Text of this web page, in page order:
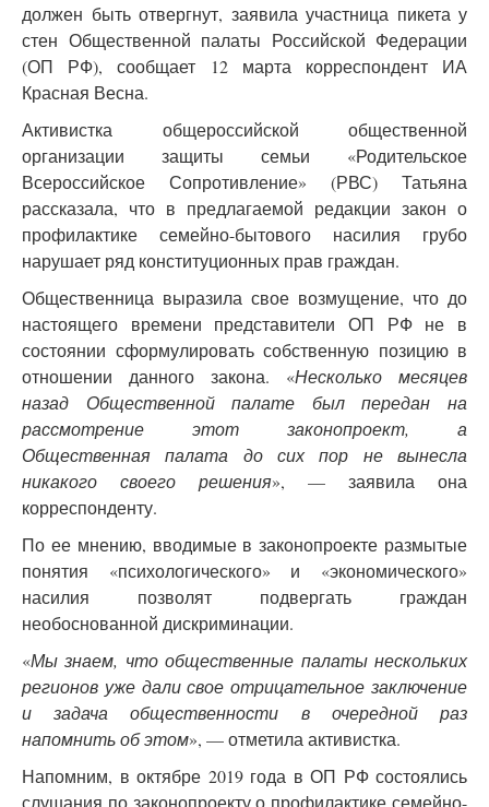
должен быть отвергнут, заявила участница пикета у
стен Общественной палаты Российской Федерации
(ОП РФ), сообщает 12 марта корреспондент ИА
Красная Весна.
Активистка общероссийской общественной
организации защиты семьи «Родительское
Всероссийское Сопротивление» (РВС) Татьяна
рассказала, что в предлагаемой редакции закон о
профилактике семейно-бытового насилия грубо
нарушает ряд конституционных прав граждан.
Общественница выразила свое возмущение, что до
настоящего времени представители ОП РФ не в
состоянии сформулировать собственную позицию в
отношении данного закона. «Несколько месяцев
назад Общественной палате был передан на
рассмотрение этот законопроект, а
Общественная палата до сих пор не вынесла
никакого своего решения», — заявила она
корреспонденту.
По ее мнению, вводимые в законопроекте размытые
понятия «психологического» и «экономического»
насилия позволят подвергать граждан
необоснованной дискриминации.
«Мы знаем, что общественные палаты нескольких
регионов уже дали свое отрицательное заключение
и задача общественности в очередной раз
напомнить об этом», — отметила активистка.
Напомним, в октябре 2019 года в ОП РФ состоялись
слушания по законопроекту о профилактике семейно-